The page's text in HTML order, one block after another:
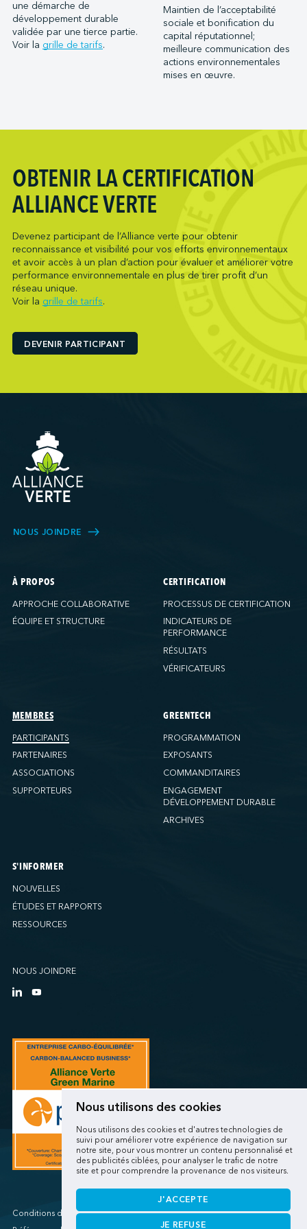
Nous utilisons des cookies
Nous utilisons des cookies et d'autres technologies de
suivi pour améliorer votre expérience de navigation sur
notre site, pour vous montrer un contenu personnalisé et
des publicités ciblées, pour analyser le trafic de notre
site et pour comprendre la provenance de nos visiteurs.
J'ACCEPTE
JE REFUSE
Ports of Indiana-Burns Harbor
Ports of Indiana-Jeffersonville
Ports of Indiana-Mount Vernon
Société du parc industriel et portuaire de Bécancour
Metro Ports - Houston
Metro Ports - Long Beach
Metro Ports - Morehead City
Oceanex
Owen Sound Transportation Company
Pasha Group (Wilmington)
Pembina Infrastructure and Logistics LP
Picton Terminals
PNCT
Ports America (Baton Rouge)
Ports America (Bayport)
Ports America (Charleston)
Ports America (Freeport)
Ports America (Galveston)
Ports America (Gulfport)
Ports America (Hueneme)
Ports America (IAP)
Ports America (Miami)
Ports America (NATSS)
Ports America (New Orleans)
Ports America (WBCT)
Ports America (Wilmington)
PSA Halifax
PSA Halifax (Fairview Cove)
QSL America
Société Terminaux Montréal Gateway
Sollio Agriculture (Hamilton)
Sollio Agriculture (Montréal)
Sollio Agriculture (Québec)
SSA Marine (Stockton)
SSA Marine (Vancouver Cruise)
SSA Marine (West Sacramento)
SSA Marine (West Sitcum Matson)
SSA Marine Canada (Lynnterm)
SSA Marine Canada (Squamish Terminals)
SSA Marine Canada (Victoria Cruise)
SSA Marine Mexico (Lazaro Cardenas)
SSA Marine Mexico (Manzanillo TEC)
SSA Marine Mexico (Veracruz)
une démarche de
développement durable
validée par une tierce partie.
Voir la grille de tarifs.
Maintien de l’acceptabilité
sociale et bonification du
capital réputationnel;
meilleure communication des
actions environnementales
mises en œuvre.
OBTENIR LA CERTIFICATION
ALLIANCE VERTE
Devenez participant de l’Alliance verte pour obtenir
reconnaissance et visibilité pour vos efforts environnementaux
et avoir accès à un plan d’action pour évaluer et améliorer votre
performance environnementale en plus de tirer profit d’un
réseau unique.
Voir la grille de tarifs.
DEVENIR PARTICIPANT
NOUS JOINDRE
À PROPOS
APPROCHE COLLABORATIVE
ÉQUIPE ET STRUCTURE
CERTIFICATION
PROCESSUS DE CERTIFICATION
INDICATEURS DE
PERFORMANCE
RÉSULTATS
VÉRIFICATEURS
MEMBRES
PARTICIPANTS
PARTENAIRES
ASSOCIATIONS
SUPPORTEURS
GREENTECH
PROGRAMMATION
EXPOSANTS
COMMANDITAIRES
ENGAGEMENT
DÉVELOPPEMENT DURABLE
ARCHIVES
S'INFORMER
NOUVELLES
ÉTUDES ET RAPPORTS
RESSOURCES
NOUS JOINDRE
Conditions d'utilisations/Renseignements personnels